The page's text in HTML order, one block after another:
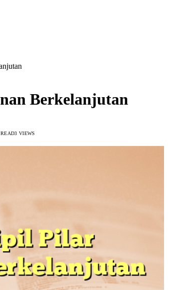
Berkelanjutan
3 VIEWS